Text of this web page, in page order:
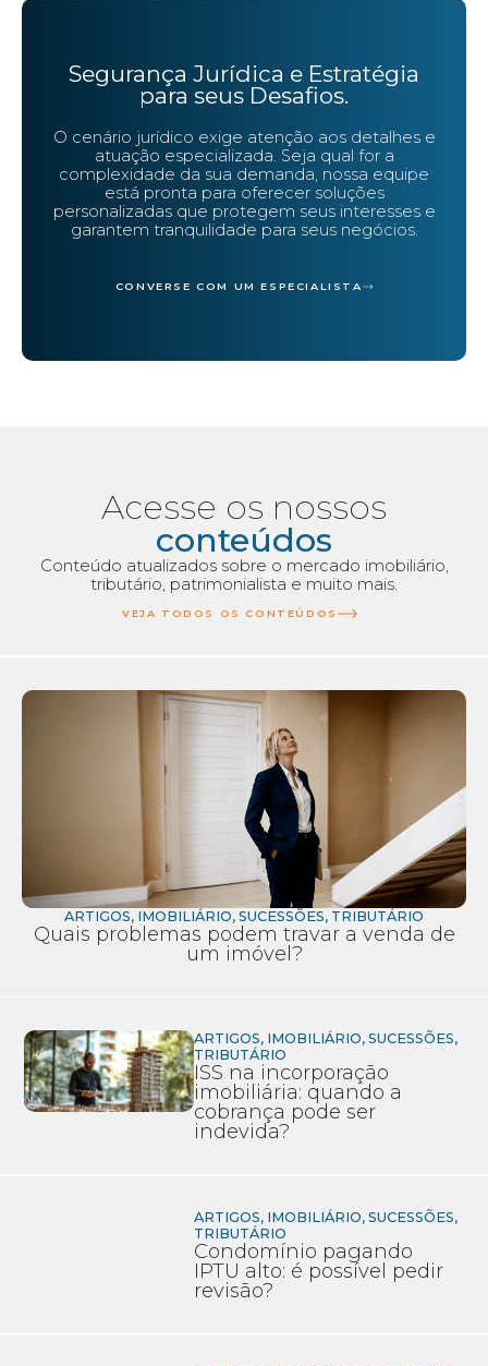
Segurança Jurídica e Estratégia
para seus Desafios.
O cenário jurídico exige atenção aos detalhes e
atuação especializada. Seja qual for a
complexidade da sua demanda, nossa equipe
está pronta para oferecer soluções
personalizadas que protegem seus interesses e
garantem tranquilidade para seus negócios.
CONVERSE COM UM ESPECIALISTA
Acesse os nossos
conteúdos
Conteúdo atualizados sobre o mercado imobiliário,
tributário, patrimonialista e muito mais.
VEJA TODOS OS CONTEÚDOS
ARTIGOS, IMOBILIÁRIO, SUCESSÕES, TRIBUTÁRIO
Quais problemas podem travar a venda de
um imóvel?
ARTIGOS, IMOBILIÁRIO,SUCESSÕES,
TRIBUTÁRIO
ISS na incorporação
imobiliária: quando a
cobrança pode ser
indevida?
ARTIGOS, IMOBILIÁRIO,SUCESSÕES,
TRIBUTÁRIO
Condomínio pagando
IPTU alto: é possível pedir
revisão?